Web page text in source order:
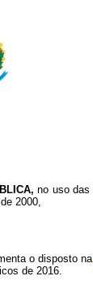
no uso
2000,
o disposto na
de 2016.